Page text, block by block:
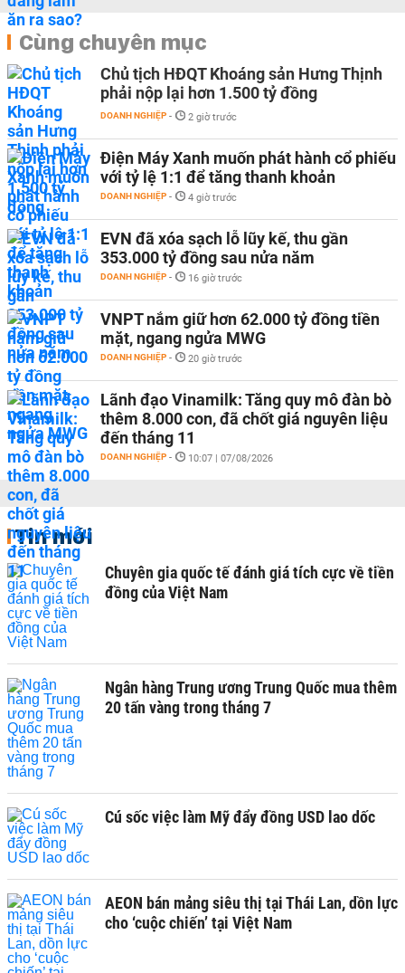
Cùng chuyên mục
Chủ tịch HĐQT Khoáng sản Hưng Thịnh
phải nộp lại hơn 1.500 tỷ đồng
DOANH NGHIỆP - 2 giờ trước
Điện Máy Xanh muốn phát hành cổ phiếu
với tỷ lệ 1:1 để tăng thanh khoản
DOANH NGHIỆP - 4 giờ trước
EVN đã xóa sạch lỗ lũy kế, thu gần
353.000 tỷ đồng sau nửa năm
DOANH NGHIỆP - 16 giờ trước
VNPT nắm giữ hơn 62.000 tỷ đồng tiền
mặt, ngang ngửa MWG
DOANH NGHIỆP - 20 giờ trước
Lãnh đạo Vinamilk: Tăng quy mô đàn bò
thêm 8.000 con, đã chốt giá nguyên liệu
đến tháng 11
DOANH NGHIỆP - 10:07 | 07/08/2026
Tin mới
Chuyên gia quốc tế đánh giá tích cực về tiền
đồng của Việt Nam
Ngân hàng Trung ương Trung Quốc mua thêm
20 tấn vàng trong tháng 7
Cú sốc việc làm Mỹ đẩy đồng USD lao dốc
AEON bán mảng siêu thị tại Thái Lan, dồn lực
cho ‘cuộc chiến’ tại Việt Nam